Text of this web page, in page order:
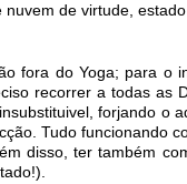
nuvem de virtude,
fora do Yoga; para o
recorrer a todas as
forjando o
Tudo funcionando
disso, ter também